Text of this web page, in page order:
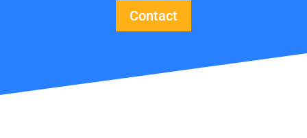
Contact